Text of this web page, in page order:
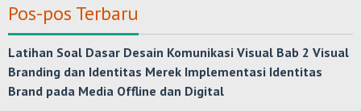
Pos-pos Terbaru
Latihan Soal Dasar Desain Komunikasi Visual Bab 2 Visual
Branding dan Identitas Merek Implementasi Identitas
Brand pada Media Offline dan Digital